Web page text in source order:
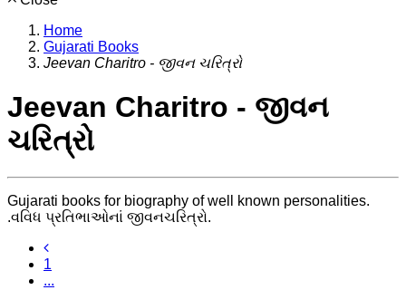
Home
Gujarati Books
Jeevan Charitro - જીવન ચરિત્રો
Jeevan Charitro - જીવન
ચરિત્રો
Gujarati books for biography of well known personalities.
.વવિધ પ્રતિભાઓનાં જીવનચરિત્રો.
1
...